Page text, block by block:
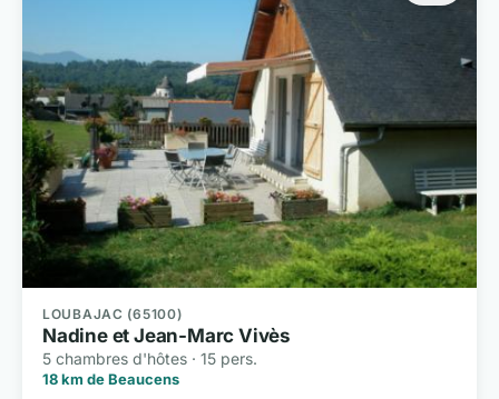
LOUBAJAC (65100)
Nadine et Jean-Marc Vivès
5 chambres d'hôtes · 15 pers.
18 km de Beaucens